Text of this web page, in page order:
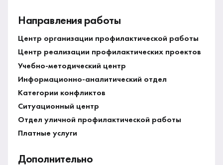
Направления работы
Центр организации профилактической работы
Центр реализации профилактических проектов
Учебно-методический центр
Информационно-аналитический отдел
Категории конфликтов
Ситуационный центр
Отдел уличной профилактической работы
Платные услуги
Дополнительно